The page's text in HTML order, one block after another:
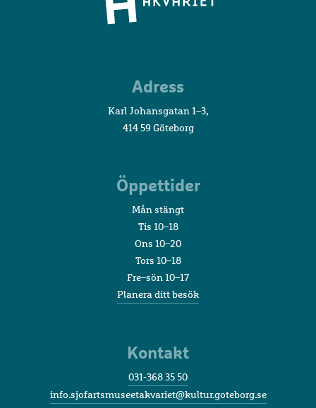
AkvarietAdress
Karl Johansgatan 1–3,
414 59 Göteborg
Öppettider
Mån stängt
Tis 10–18
Ons 10–20
Tors 10–18
Fre–sön 10–17
Planera ditt besök
Kontakt
031-368 35 50
info.sjofartsmuseetakvariet@kultur.goteborg.se